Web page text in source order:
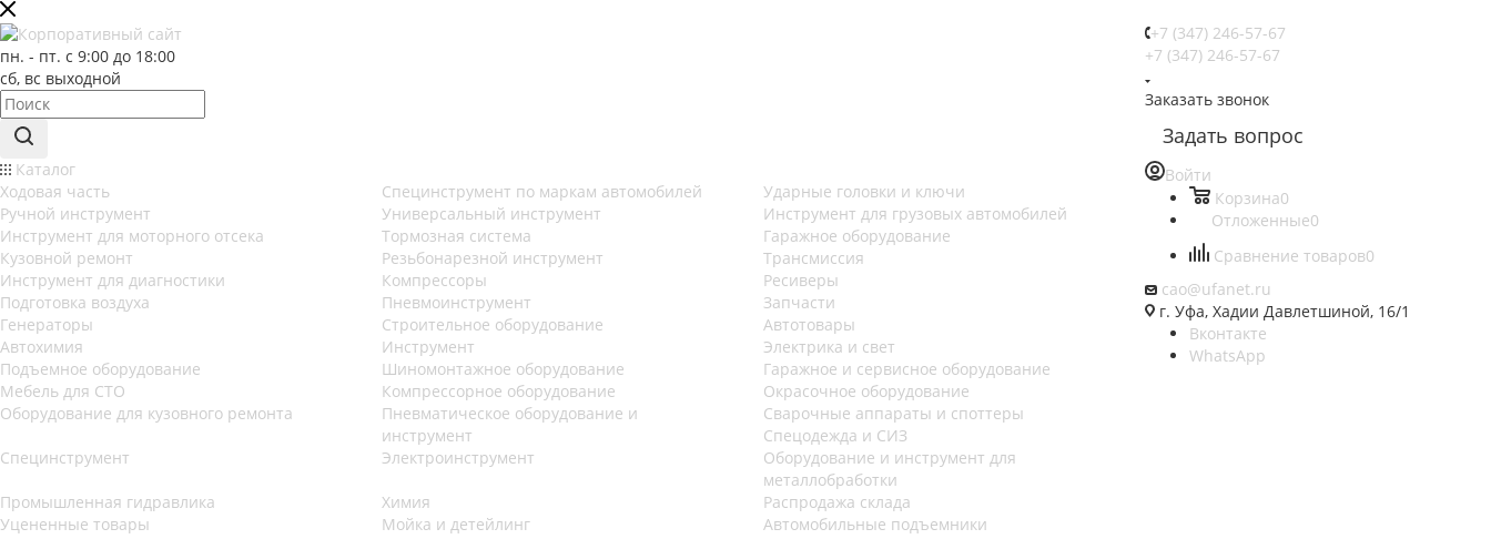
пн. - пт. с 9:00 до 18:00
сб, вс выходной
Каталог
Ходовая часть
Специнструмент по маркам автомобилей
Ударные головки и ключи
Ручной инструмент
Универсальный инструмент
Инструмент для грузовых автомобилей
Инструмент для моторного отсека
Тормозная система
Гаражное оборудование
Кузовной ремонт
Резьбонарезной инструмент
Трансмиссия
Инструмент для диагностики
Компрессоры
Ресиверы
Подготовка воздуха
Пневмоинструмент
Запчасти
Генераторы
Строительное оборудование
Автотовары
Автохимия
Инструмент
Электрика и свет
Подъемное оборудование
Шиномонтажное оборудование
Гаражное и сервисное оборудование
Мебель для СТО
Компрессорное оборудование
Окрасочное оборудование
Оборудование для кузовного ремонта
Пневматическое оборудование и
инструмент
Сварочные аппараты и споттеры
Спецодежда и СИЗ
Специнструмент
Электроинструмент
Оборудование и инструмент для
металлобработки
Промышленная гидравлика
Химия
Распродажа склада
Уцененные товары
Мойка и детейлинг
Автомобильные подъемники
+7 (347) 246-57-67
+7 (347) 246-57-67
Заказать звонок
Задать вопрос
Войти
Корзина0
Отложенные0
Сравнение товаров0
cao@ufanet.ru
г. Уфа, Хадии Давлетшиной, 16/1
Вконтакте
WhatsApp